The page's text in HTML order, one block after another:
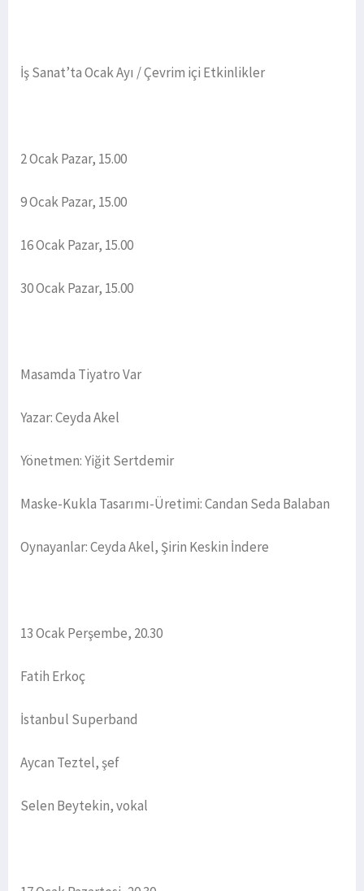
İş Sanat’ta Ocak Ayı / Çevrim içi Etkinlikler
2 Ocak Pazar, 15.00
9 Ocak Pazar, 15.00
16 Ocak Pazar, 15.00
30 Ocak Pazar, 15.00
Masamda Tiyatro Var
Yazar: Ceyda Akel
Yönetmen: Yiğit Sertdemir
Maske-Kukla Tasarımı-Üretimi: Candan Seda Balaban
Oynayanlar: Ceyda Akel, Şirin Keskin İndere
13 Ocak Perşembe, 20.30
Fatih Erkoç
İstanbul Superband
Aycan Teztel, şef
Selen Beytekin, vokal